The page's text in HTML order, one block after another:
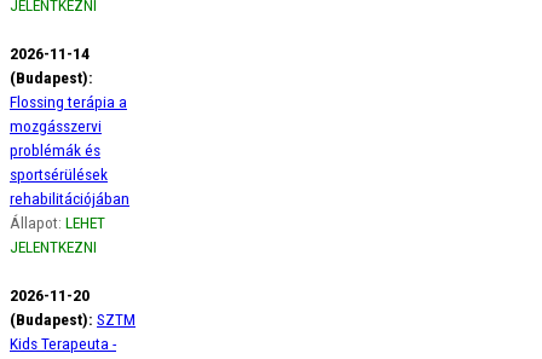
JELENTKEZNI
2026-11-14
(Budapest):
Flossing terápia a
mozgásszervi
problémák és
sportsérülések
rehabilitációjában
Állapot: LEHET
JELENTKEZNI
2026-11-20
(Budapest): SZTM
Kids Terapeuta -